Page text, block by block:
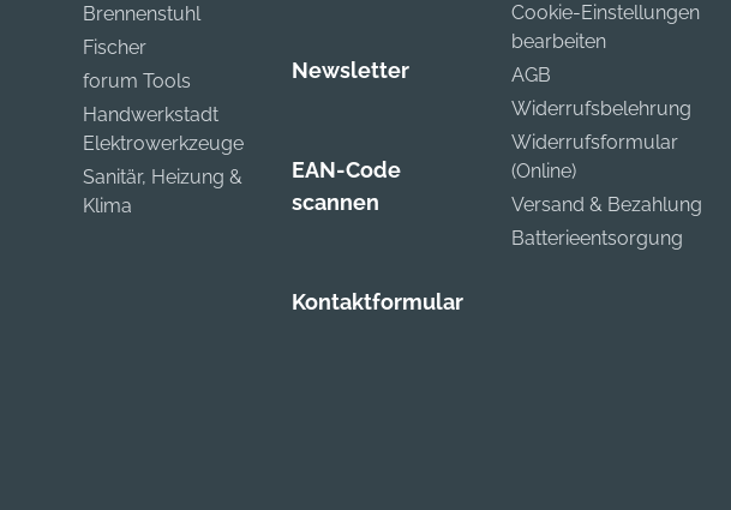
Brennenstuhl
Fischer
forum Tools
Handwerkstadt
Elektrowerkzeuge
Sanitär, Heizung &
Klima
Newsletter
EAN-Code
scannen
Kontaktformular
Cookie-Einstellungen
bearbeiten
AGB
Widerrufsbelehrung
Widerrufsformular
(Online)
Versand & Bezahlung
Batterieentsorgung